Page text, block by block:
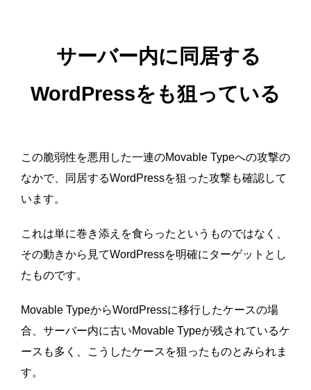
サーバー内に同居する
WordPressをも狙っている
この脆弱性を悪用した一連のMovable Typeへの攻撃の
なかで、同居するWordPressを狙った攻撃も確認して
います。
これは単に巻き添えを食らったというものではなく、
その動きから見てWordPressを明確にターゲットとし
たものです。
Movable TypeからWordPressに移行したケースの場
合、サーバー内に古いMovable Typeが残されているケ
ースも多く、こうしたケースを狙ったものとみられま
す。